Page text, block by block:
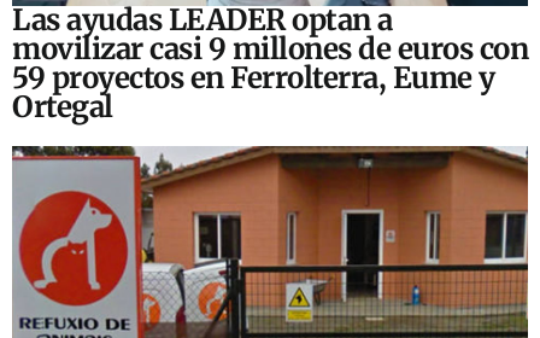
Las ayudas LEADER optan a
movilizar casi 9 millones de euros con
59 proyectos en Ferrolterra, Eume y
Ortegal